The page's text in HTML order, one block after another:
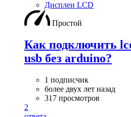
Дисплеи LCD
Простой
Как подключить
usb без arduino?
1 подписчик
более двух лет назад
317 просмотров
2